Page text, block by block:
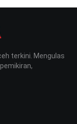
terkini. Mengulas